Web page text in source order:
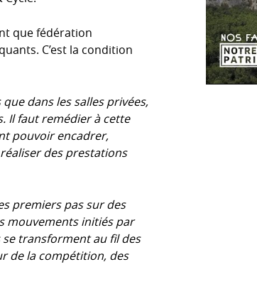
que fédération
C’est la condition
dans les salles privées,
Il faut remédier à cette
pouvoir encadrer,
des prestations
premiers pas sur des
mouvements initiés par
transforment au fil des
de la compétition, des